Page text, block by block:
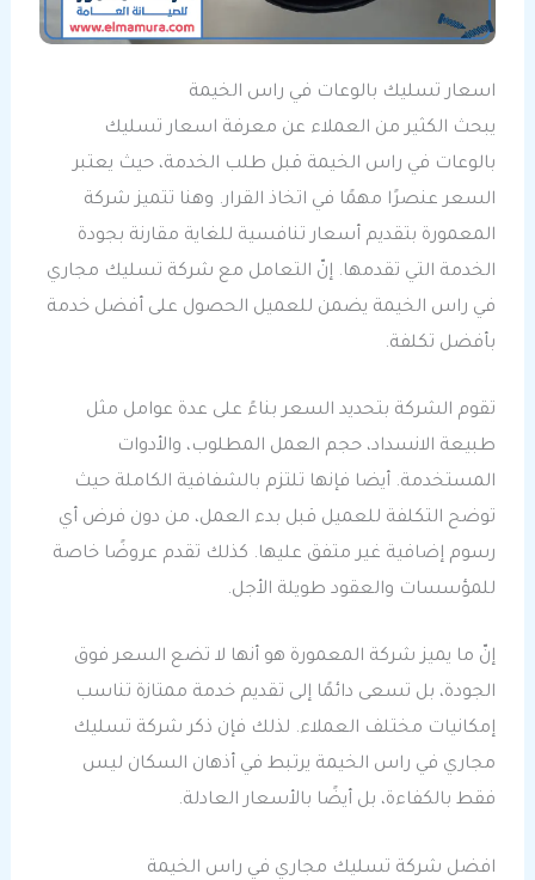
اسعار تسليك بالوعات في راس الخيمة
يبحث الكثير من العملاء عن معرفة اسعار تسليك
بالوعات في راس الخيمة قبل طلب الخدمة، حيث يعتبر
السعر عنصرًا مهمًا في اتخاذ القرار. وهنا تتميز شركة
المعمورة بتقديم أسعار تنافسية للغاية مقارنة بجودة
الخدمة التي تقدمها. إنّ التعامل مع شركة تسليك مجاري
في راس الخيمة يضمن للعميل الحصول على أفضل خدمة
بأفضل تكلفة.
تقوم الشركة بتحديد السعر بناءً على عدة عوامل مثل
طبيعة الانسداد، حجم العمل المطلوب، والأدوات
المستخدمة. أيضا فإنها تلتزم بالشفافية الكاملة حيث
توضح التكلفة للعميل قبل بدء العمل، من دون فرض أي
رسوم إضافية غير متفق عليها. كذلك تقدم عروضًا خاصة
للمؤسسات والعقود طويلة الأجل.
إنّ ما يميز شركة المعمورة هو أنها لا تضع السعر فوق
الجودة، بل تسعى دائمًا إلى تقديم خدمة ممتازة تناسب
إمكانيات مختلف العملاء. لذلك فإن ذكر شركة تسليك
مجاري في راس الخيمة يرتبط في أذهان السكان ليس
فقط بالكفاءة، بل أيضًا بالأسعار العادلة.
افضل شركة تسليك مجاري في راس الخيمة